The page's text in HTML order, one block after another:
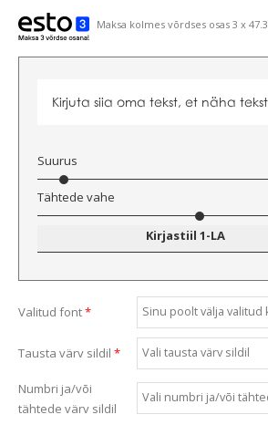
Maksa kolmes võrdses osas 3 x
Kirjuta siia oma tekst, et näha
Suurus
Tähtede vahe
Kirjastiil 1-LA
Valitud font*
Tausta värv sildil *
Numbri ja/või
tähtede värv sildil